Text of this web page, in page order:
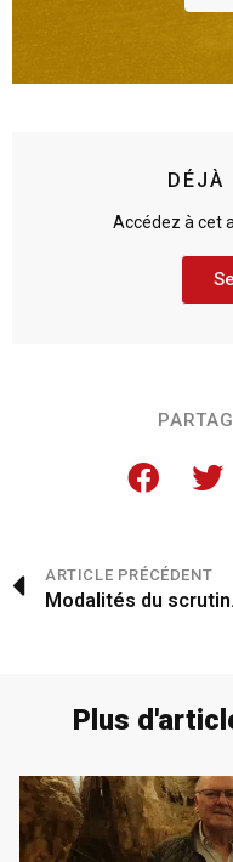
DÉJÀ
Accédez à cet
ARTICLE PRÉCÉDENT
Plus